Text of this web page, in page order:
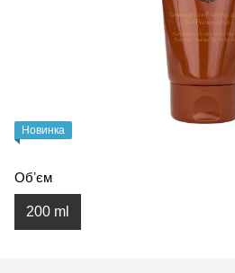
Новинка
Обʼєм
200 ml